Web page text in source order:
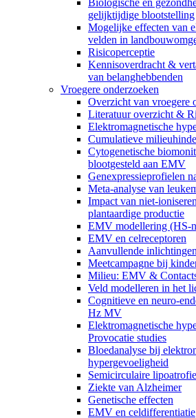
Biologische en
gelijktijdige blootstelling
Mogelijke effecten van
velden in
Risicoperceptie
Kennisoverdracht &
van belanghebbenden
Vroegere onderzoeken
Overzicht van vroegere
Literatuur overzicht &
Elektromagnetische
Cumulatieve
Cytogenetische
blootgesteld aan EMV
Genexpressieprofielen
Meta-analyse van
Impact van niet-
plantaardige productie
EMV modellering (HS-
EMV en celreceptoren
Aanvullende inlichtingen
Meetcampagne bij
Milieu: EMV &
Veld modelleren in het
Cognitieve en neuro-
Hz MV
Elektromagnetische
Provocatie studies
Bloedanalyse bij
hypergevoeligheid
Semicirculaire lipoatrofie
Ziekte van Alzheimer
Genetische effecten
EMV en celdifferentiatie